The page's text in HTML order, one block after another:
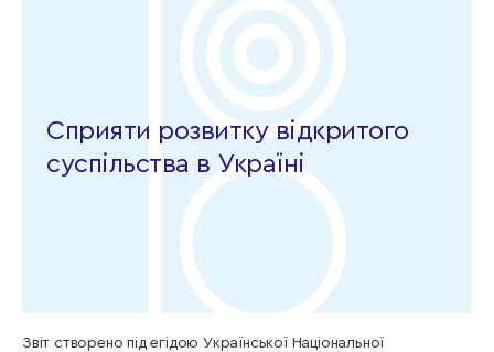
Сприяти розвитку відкритого
суспільства в Україні
Звіт створено під егідою Української Національної